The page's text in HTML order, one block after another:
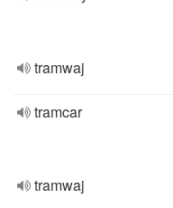
tramwaj
tramcar
tramwaj